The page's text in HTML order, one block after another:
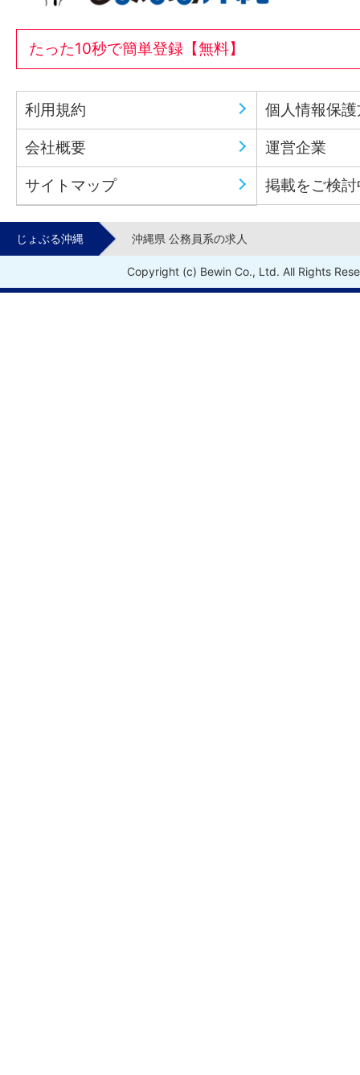
たった10秒で簡単登録【無料】
利用規約 個人情報保
会社概要 運営企業
サイトマップ 掲載をご検
じょぶる沖縄 沖縄県 公務員系の求人
Copyright (c) Bewin Co., Ltd. All Rights